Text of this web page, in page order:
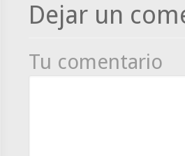
Dejar un
Tu comentario